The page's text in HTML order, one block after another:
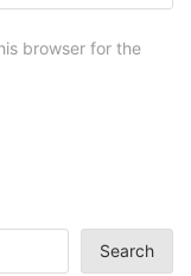
browser for the
Search